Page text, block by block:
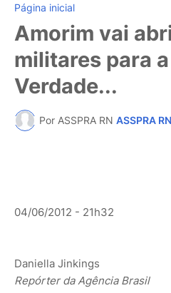
Página inicial
Amorim vai
militares para
Verdade...
Por ASSPRA RN ASSPRA RN
04/06/2012 - 21h32
Daniella Jinkings
Repórter da Agência Brasil